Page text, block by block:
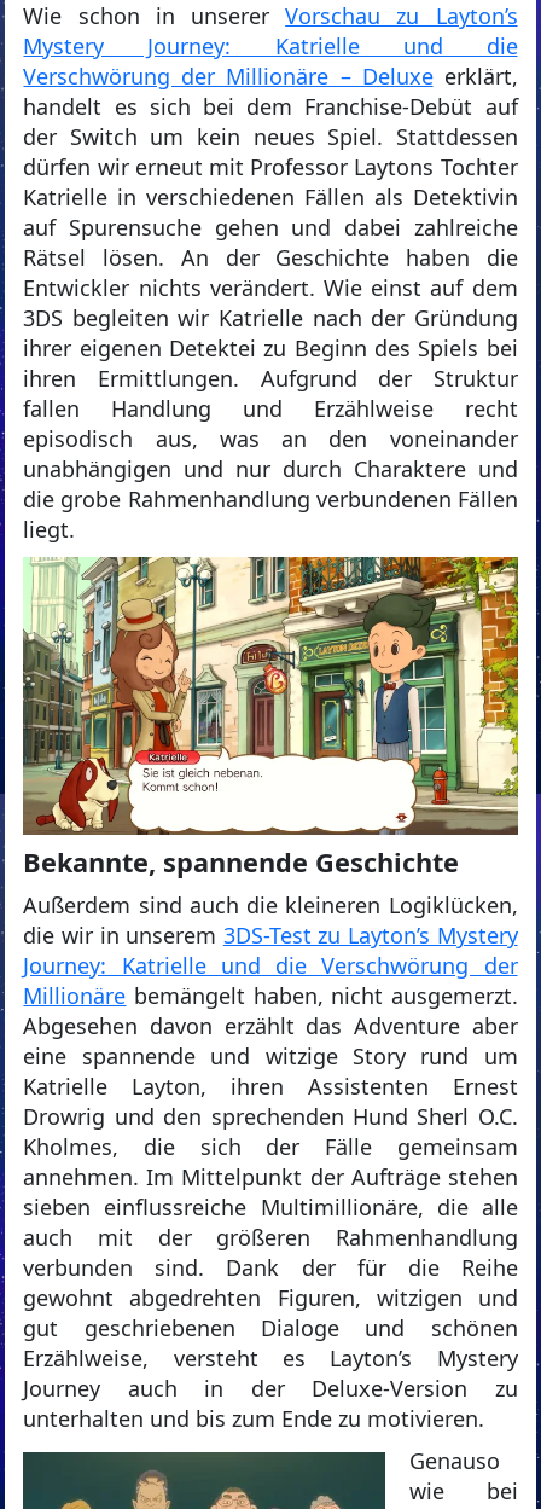
Wie schon in unsererVorschau zu Layton’s
Mystery Journey: Katrielle und die
Verschwörung der Millionäre – Deluxeerklärt,
handelt es sich bei dem Franchise-Debüt auf
der Switch um kein neues Spiel. Stattdessen
dürfen wir erneut mit Professor Laytons Tochter
Katrielle in verschiedenen Fällen als Detektivin
auf Spurensuche gehen und dabei zahlreiche
Rätsel lösen. An der Geschichte haben die
Entwickler nichts verändert. Wie einst auf dem
3DS begleiten wir Katrielle nach der Gründung
ihrer eigenen Detektei zu Beginn des Spiels bei
ihren Ermittlungen. Aufgrund der Struktur
fallen Handlung und Erzählweise recht
episodisch aus, was an den voneinander
unabhängigen und nur durch Charaktere und
die grobe Rahmenhandlung verbundenen Fällen
liegt.
Bekannte, spannende Geschichte
Außerdem sind auch die kleineren Logiklücken,
die wir in unserem 3DS-Test zu Layton’s Mystery
Journey: Katrielle und die Verschwörung der
Millionäre bemängelt haben, nicht ausgemerzt.
Abgesehen davon erzählt das Adventure aber
eine spannende und witzige Story rund um
Katrielle Layton, ihren Assistenten Ernest
Drowrig und den sprechenden Hund Sherl O.C.
Kholmes, die sich der Fälle gemeinsam
annehmen. Im Mittelpunkt der Aufträge stehen
sieben einflussreiche Multimillionäre, die alle
auch mit der größeren Rahmenhandlung
verbunden sind. Dank der für die Reihe
gewohnt abgedrehten Figuren, witzigen und
gut geschriebenen Dialoge und schönen
Erzählweise, versteht es Layton’s Mystery
Journey auch in der Deluxe-Version zu
unterhalten und bis zum Ende zu motivieren.
Genauso
wie bei